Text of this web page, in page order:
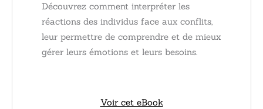
Découvrez comment interpréter les
réactions des individus face aux conflits,
leur permettre de comprendre et de mieux
gérer leurs émotions et leurs besoins.
Voir cet eBook